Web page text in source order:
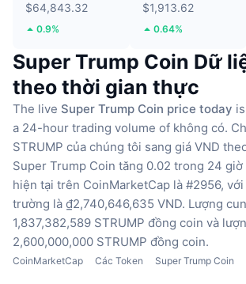
$64,843.32
0.9%
$1,913.62
0.64%
Super Trump Coin Dữ
theo thời gian thực
The live Super Trump Coin price today
a 24-hour trading volume of không có.
STRUMP của chúng tôi sang giá VND
Super Trump Coin tăng 0.02 trong 24 giờ
hiện tại trên CoinMarketCap là #2956,
trường là ₫2,740,646,635 VND. Lượng
1,837,382,589 STRUMP đồng coin và
2,600,000,000 STRUMP đồng coin.
CoinMarketCap Các Token Super Trump Coin